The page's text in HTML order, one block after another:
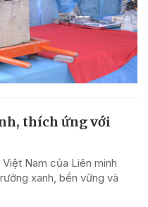
thích ứng với
Nam của Liên minh
xanh, bền vững và